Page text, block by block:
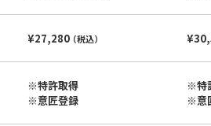
¥27,280 （税込）
※特許取得
※意匠登録
※特
※意